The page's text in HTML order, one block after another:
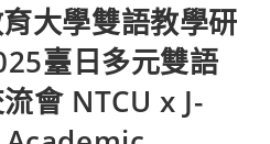
大學雙語教學研
臺日多元雙語
會 NTCU x J-